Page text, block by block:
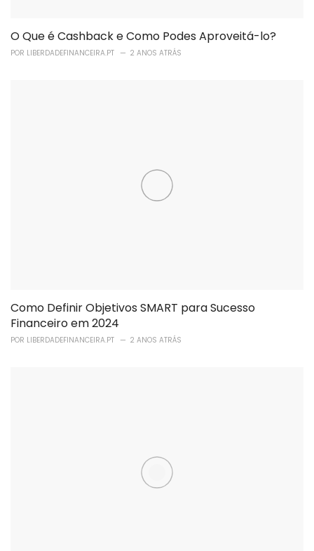
O Que é Cashback e Como Podes Aproveitá-lo?
POR LIBERDADEFINANCEIRA.PT 2 ANOS ATRÁS
Como Definir Objetivos SMART para Sucesso
Financeiro em 2024
POR LIBERDADEFINANCEIRA.PT 2 ANOS ATRÁS